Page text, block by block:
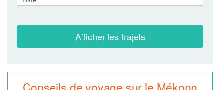
Conseils de voyage sur le Mékong